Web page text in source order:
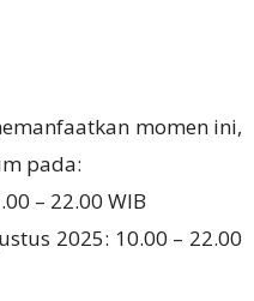
momen ini,
pada:
– 22.00 WIB
2025: 10.00 – 22.00